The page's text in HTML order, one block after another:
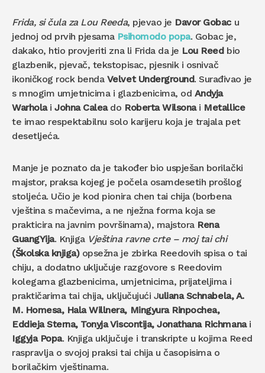
Frida, si čula za Lou Reeda, pjevao je Davor Gobac u
jednoj od prvih pjesama Psihomodo popa. Gobac je,
dakako, htio provjeriti zna li Frida da je Lou Reedbio
glazbenik, pjevač, tekstopisac, pjesnik i osnivač
ikoničkog rock benda Velvet Underground. Surađivao je
s mnogim umjetnicima i glazbenicima, od Andyja
WarholaiJohna Caleado Roberta Wilsonai Metallice
te imao respektabilnu solo karijeru koja je trajala pet
desetljeća.
Manje je poznato da je također bio uspješan borilački
majstor, praksa kojeg je počela osamdesetih prošlog
stoljeća. Učio je kod pionira chen tai chija (borbena
vještina s mačevima, a ne nježna forma koja se
prakticira na javnim površinama), majstora Rena
GuangYija. Knjiga Vještina ravne crte – moj tai chi
(Školska knjiga)opsežna je zbirka Reedovih spisa o tai
chiju, a dodatno uključuje razgovore s Reedovim
kolegama glazbenicima, umjetnicima, prijateljima i
praktičarima tai chija, uključujući Juliana Schnabela, A.
M. Homesa, Hala Willnera, Mingyura Rinpochea,
Eddieja Sterna, Tonyja Viscontija, Jonathana Richmanai
Iggyja Popa. Knjiga uključuje i transkripte u kojima Reed
raspravlja o svojoj praksi tai chija u časopisima o
borilačkim vještinama.